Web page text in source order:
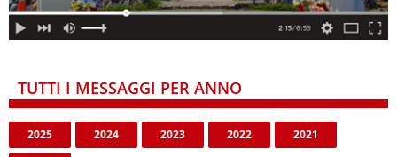
TUTTI I MESSAGGI PER ANNO
2025 2024 2023 2022 2021